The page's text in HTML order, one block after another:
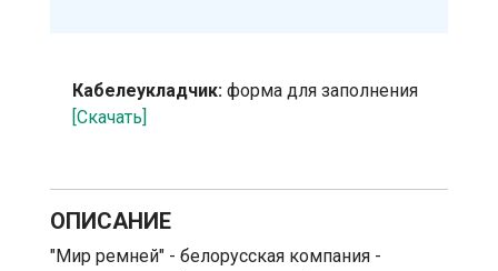
Кабелеукладчик: форма для заполнения
[Скачать]
ОПИСАНИЕ
"Мир ремней" - белорусская компания -